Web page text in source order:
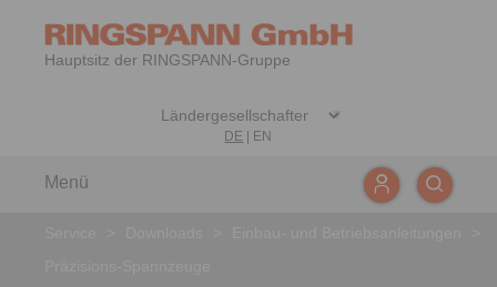
Hauptsitz der RINGSPANN-Gruppe
DE EN
Menü